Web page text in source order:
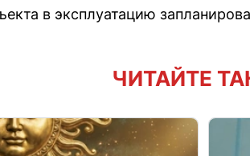
в эксплуатацию
ЧИТАЙТЕ